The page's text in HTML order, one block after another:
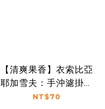
【清爽果香】衣索比亞
耶加雪夫：手沖濾掛咖
啡 (1入)
NT$70